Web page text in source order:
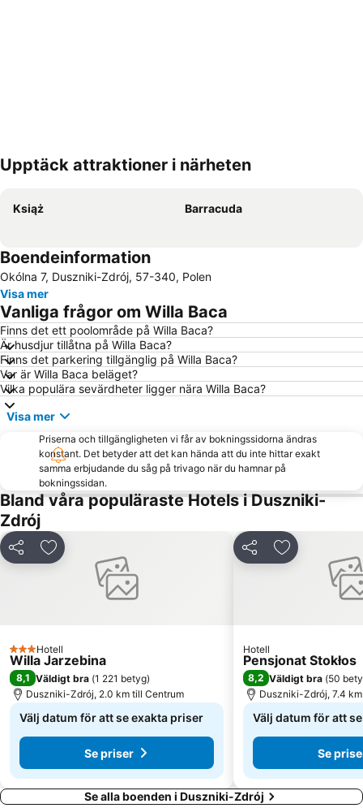
Förstora kartan
Upptäck attraktioner i närheten
Książ Barracuda
Boendeinformation
Okólna 7, Duszniki-Zdrój, 57-340, Polen
Visa mer
Vanliga frågor om Willa Baca
Finns det ett poolområde på Willa Baca?
Är husdjur tillåtna på Willa Baca?
Finns det parkering tillgänglig på Willa Baca?
Var är Willa Baca beläget?
Vilka populära sevärdheter ligger nära Willa Baca?
Visa mer
Priserna och tillgängligheten vi får av bokningssidorna ändras
konstant. Det betyder att det kan hända att du inte hittar exakt
samma erbjudande du såg på trivago när du hamnar på
bokningssidan.
Bland våra populäraste Hotels i Duszniki-
Zdrój
Dela Lägg till i Mina Favoriter
3 Stjärnor
Hotell
Willa Jarzebina
8,1 Väldigt bra (1 221 betyg)
Duszniki-Zdrój, 2.0 km till Centrum
Välj datum för att se exakta priser
Se priser
Dela Lägg till i
Hotell
Pensjonat Stokłos
8,2 Väldigt bra (50
Duszniki-Zdrój, 7.4
Välj datum för att
Se
Se alla boenden i Duszniki-Zdrój